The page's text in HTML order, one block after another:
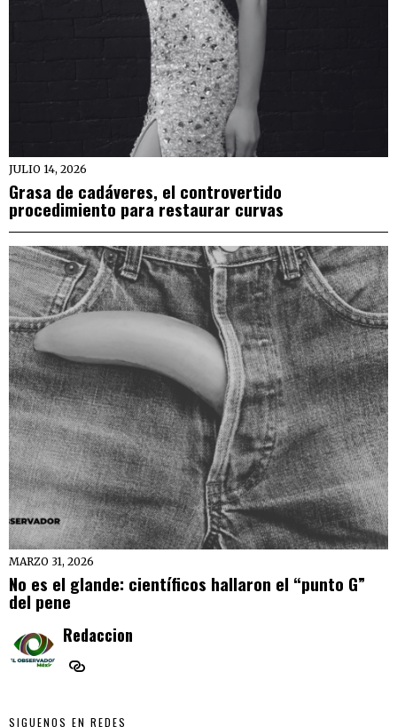
JULIO 14, 2026
Grasa de cadáveres, el controvertido
procedimiento para restaurar curvas
MARZO 31, 2026
No es el glande: científicos hallaron el “punto G”
del pene
Redaccion
SIGUENOS EN REDES